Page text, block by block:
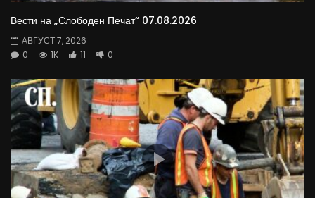
Вести на „Слободен Печат“ 07.08.2026
АВГУСТ 7, 2026
0
1K 11 0